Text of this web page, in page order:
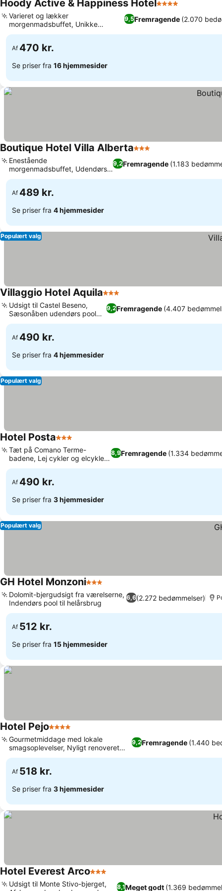
Hoody Active & Happiness Hotel 4 Stjerner
9,5Fremragende (2.070
Varieret og lækker
morgenmadsbuffet, Unikke
værelser med udsigt til slottet
Af 470 kr.
Se priser fra 16 hjemmesider
Boutique Hotel Villa Alberta3 Stjerner
9,2Fremragende (1.183
Enestående
morgenmadsbuffet, Udendørs
jacuzzi og havelounge
Af 489 kr.
Se priser fra 4 hjemmesider
Populært valg
Villaggio Hotel Aquila3 Stjerner
9,2Fremragende (4.407
Udsigt til Castel Beseno,
Sæsonåben udendørs pool
og have
Af 490 kr.
Se priser fra 4 hjemmesider
Populært valg
Hotel Posta3 Stjerner
8,9Fremragende (1.334
Tæt på Comano Terme-
badene, Lej cykler og elcykler
på stedet
Af 490 kr.
Se priser fra 3 hjemmesider
Populært valg
GH Hotel Monzoni3 Stjerner
6,6(2.272 bedømmelser)
Dolomit-bjergudsigt fra værelserne,
Indendørs pool til helårsbrug
Af 512 kr.
Se priser fra 15 hjemmesider
Hotel Pejo4 Stjerner
9,2Fremragende (1.440
Gourmetmiddage med lokale
smagsoplevelser, Nyligt renoveret
elegance i bjergene
Af 518 kr.
Se priser fra 3 hjemmesider
Hotel Everest Arco3 Stjerner
8,1Meget godt (1.369
Udsigt til Monte Stivo-bjerget,